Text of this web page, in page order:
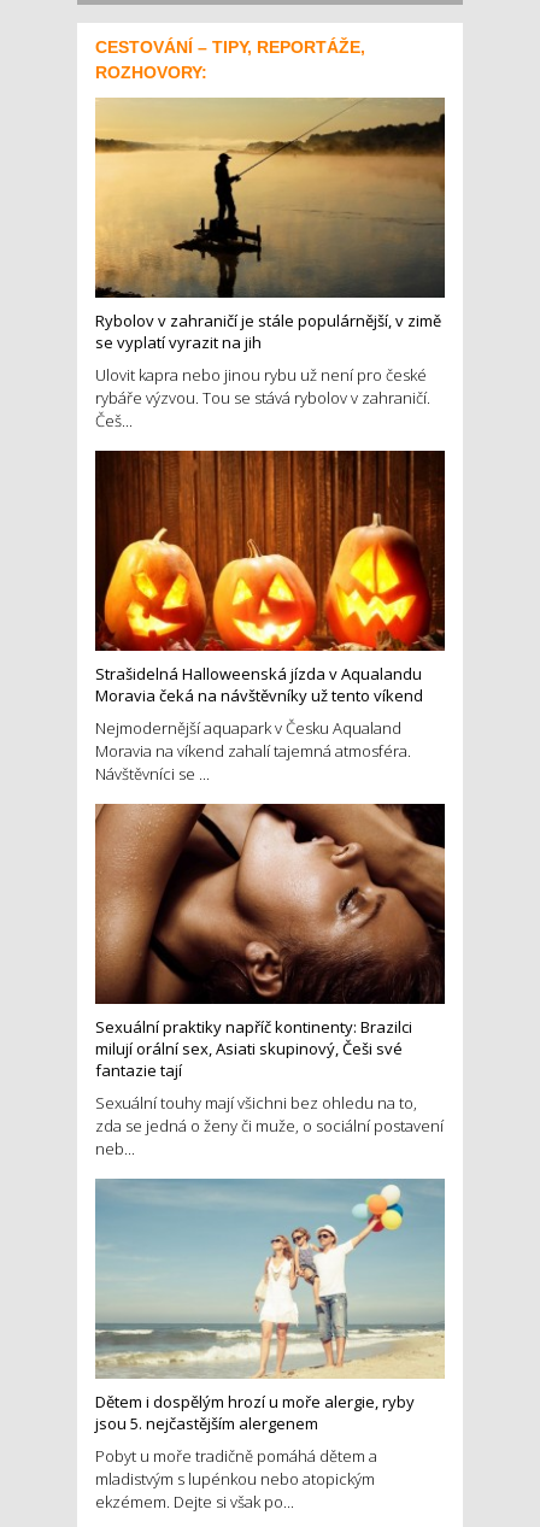
CESTOVÁNÍ – TIPY, REPORTÁŽE,
ROZHOVORY:
Rybolov v zahraničí je stále populárnější, v zimě
se vyplatí vyrazit na jih
Ulovit kapra nebo jinou rybu už není pro české
rybáře výzvou. Tou se stává rybolov v zahraničí.
Češ...
Strašidelná Halloweenská jízda v Aqualandu
Moravia čeká na návštěvníky už tento víkend
Nejmodernější aquapark v Česku Aqualand
Moravia na víkend zahalí tajemná atmosféra.
Návštěvníci se ...
Sexuální praktiky napříč kontinenty: Brazilci
milují orální sex, Asiati skupinový, Češi své
fantazie tají
Sexuální touhy mají všichni bez ohledu na to,
zda se jedná o ženy či muže, o sociální postavení
neb...
Dětem i dospělým hrozí u moře alergie, ryby
jsou 5. nejčastějším alergenem
Pobyt u moře tradičně pomáhá dětem a
mladistvým s lupénkou nebo atopickým
ekzémem. Dejte si však po...